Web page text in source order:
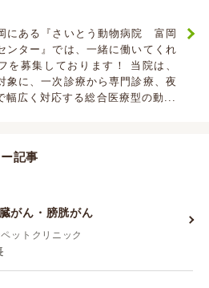
にある『さいとう動物病院 富岡
ンター』では、一緒に働いてくれ
を募集しております！ 当院は、
象に、一次診療から専門診療、夜
幅広く対応する総合医療型の動...
記事
がん・膀胱がん
ットクリニック